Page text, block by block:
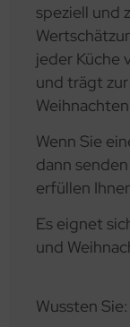
speziell und
jeder Küche
und trägt
Wenn Sie
dann
erfüllen
Es eignet
und
Wussten Sie: